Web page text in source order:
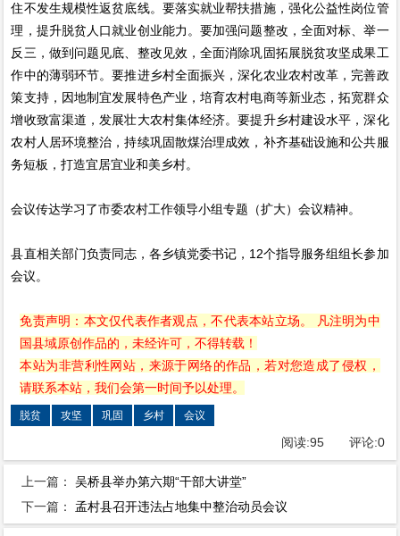
住不发生规模性返贫底线。要落实就业帮扶措施，强化公益性岗位管
理，提升脱贫人口就业创业能力。要加强问题整改，全面对标、举一
反三，做到问题见底、整改见效，全面消除巩固拓展脱贫攻坚成果工
作中的薄弱环节。要推进乡村全面振兴，深化农业农村改革，完善政
策支持，因地制宜发展特色产业，培育农村电商等新业态，拓宽群众
增收致富渠道，发展壮大农村集体经济。要提升乡村建设水平，深化
农村人居环境整治，持续巩固散煤治理成效，补齐基础设施和公共服
务短板，打造宜居宜业和美乡村。
会议传达学习了市委农村工作领导小组专题（扩大）会议精神。
县直相关部门负责同志，各乡镇党委书记，12个指导服务组组长参加
会议。
免责声明：本文仅代表作者观点，不代表本站立场。 凡注明为中
国县域原创作品的，未经许可，不得转载！
本站为非营利性网站，来源于网络的作品，若对您造成了侵权，
请联系本站，我们会第一时间予以处理。
脱贫 攻坚 巩固 乡村 会议
阅读:95评论:0
上一篇：吴桥县举办第六期“干部大讲堂”
下一篇：孟村县召开违法占地集中整治动员会议